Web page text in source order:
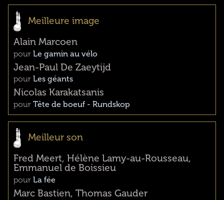
Meilleure image
Alain Marcoen
pour Le gamin au vélo
Jean-Paul De Zaeytijd
pour Les géants
Nicolas Karakatsanis
pour Tête de boeuf - Rundskop
Meilleur son
Fred Meert, Hélène Lamy-au-Rousseau,
Emmanuel de Boissieu
pour La fée
Marc Bastien, Thomas Gauder